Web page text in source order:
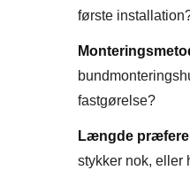
første
fastgørelse?
Længde
stykker nok, eller